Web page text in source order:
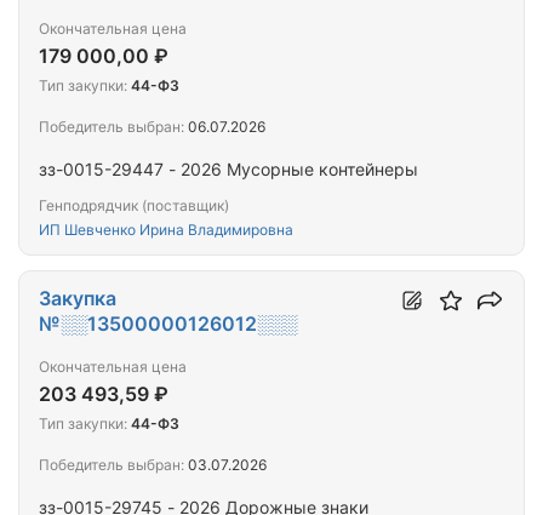
зз-0015-29447 - 2026 Мусорные контейнеры
Генподрядчик (поставщик)
ИП Шевченко Ирина Владимировна
Окончательная цена
179 000,00 ₽
Тип закупки: 44-ФЗ
Победитель выбран: 06.07.2026
зз-0015-29745 - 2026 Дорожные знаки
Закупка
№░░13500000126012░░░
Окончательная цена
203 493,59 ₽
Тип закупки: 44-ФЗ
Победитель выбран: 03.07.2026